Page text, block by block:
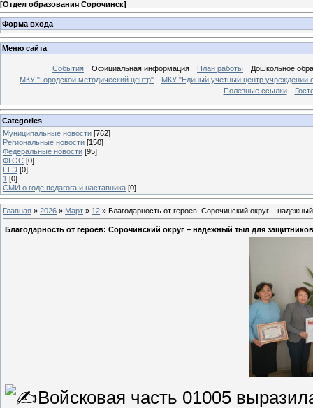
[Отдел образования Сорочинск]
Форма входа
Меню сайта
События Официальная информация План работы
Дошкольное
МКУ "Городской методический центр"
МКУ "Единый учетный центр учреждений
Полезные ссылки
Categories
Муниципальные новости [762]
Региональные новости [150]
Федеральные новости [95]
ФГОС [0]
ЕГЭ [0]
1 [0]
СМИ о годе педагога и наставника [0]
Главная » 2026 » Март » 12 » Благодарность от героев: Сорочинский округ –
Благодарность от героев: Сорочинский округ – надежный тыл для защитников
Войсковая часть 01005